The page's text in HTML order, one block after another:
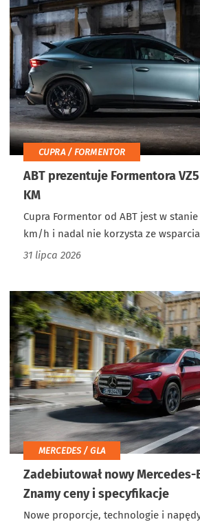
CUPRA / FORMENTOR
ABT prezentuje Formentora
KM
Cupra Formentor od ABT jest w
km/h i nadal nie korzysta ze
31 lipca 2026
MERCEDES / GLA
Zadebiutował nowy Mercedes-
Znamy ceny i specyfikacje
Nowe proporcje, technologie i